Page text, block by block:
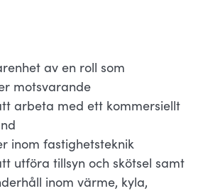
av en roll som
motsvarande
arbeta med ett kommersiellt
inom fastighetsteknik
utföra tillsyn och skötsel samt
inom värme, kyla,